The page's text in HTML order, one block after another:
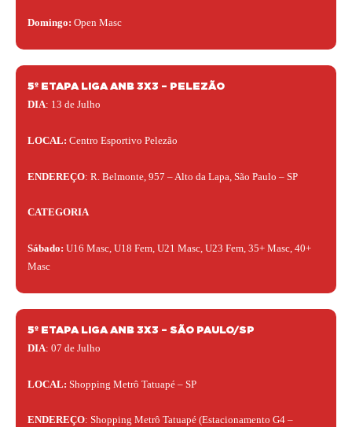
Domingo: Open Masc
5º ETAPA LIGA ANB 3X3 – PELEZÃO
DIA: 13 de Julho
LOCAL: Centro Esportivo Pelezão
ENDEREÇO: R. Belmonte, 957 – Alto da Lapa, São Paulo – SP
CATEGORIA
Sábado: U16 Masc, U18 Fem, U21 Masc, U23 Fem, 35+ Masc, 40+
Masc
5º ETAPA LIGA ANB 3X3 – SÃO PAULO/SP
DIA: 07 de Julho
LOCAL: Shopping Metrô Tatuapé – SP
ENDEREÇO: Shopping Metrô Tatuapé (Estacionamento G4 –